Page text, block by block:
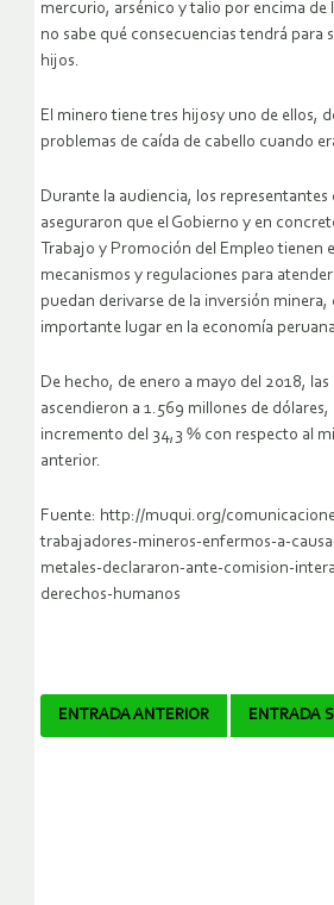
mercurio, arsénico y talio por encima de
no sabe qué consecuencias tendrá para
hijos.
El minero tiene tres hijosy uno de ellos,
problemas de caída de cabello cuando
Durante la audiencia, los representantes
aseguraron que el Gobierno y en
Trabajo y Promoción del Empleo tienen
mecanismos y regulaciones para
puedan derivarse de la inversión minera,
importante lugar en la economía
De hecho, de enero a mayo del 2018,
ascendieron a 1.569 millones de
incremento del 34,3 % con respecto al
anterior.
Fuente: http://muqui.org/
trabajadores-mineros-enfermos-a-
metales-declararon-ante-comision-
derechos-humanos
Navegador
ENTRADA ANTERIOR ENTRADA